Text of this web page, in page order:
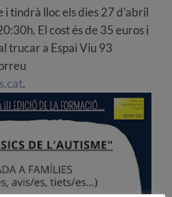
i tindrà lloc els dies 27 d’abril
El cost és de 35 euros i
trucar a Espai Viu 93
.